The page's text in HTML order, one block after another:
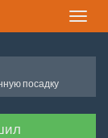
Toggle
посадку